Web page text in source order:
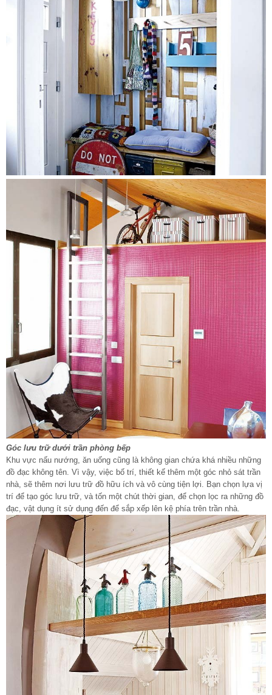
Góc lưu trữ dưới trần phòng bếp
Khu vực nấu nướng, ăn uống cũng là không gian chứa khá nhiều những
đồ đạc không tên. Vì vậy, việc bố trí, thiết kế thêm một góc nhỏ sát trần
nhà, sẽ thêm nơi lưu trữ đồ hữu ích và vô cùng tiện lợi. Bạn chọn lựa vị
trí để tạo góc lưu trữ, và tốn một chút thời gian, để chọn lọc ra những đồ
đạc, vật dụng ít sử dụng đến để sắp xếp lên kệ phía trên trần nhà.